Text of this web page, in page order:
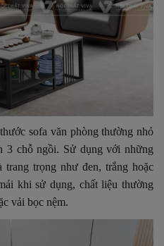
sofa văn phòng thường nhỏ
3 chỗ ngồi. Sử dụng với những
trọng như đen, trắng hoặc
khi sử dụng, chất liệu thường
vải bọc nệm.